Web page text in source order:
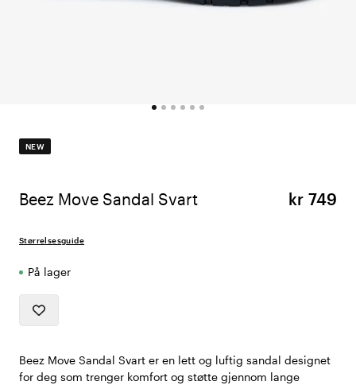
NEW
Beez Move Sandal Svart kr 749
Størrelsesguide
På lager
Beez Move Sandal Svart er en lett og luftig sandal designet
for deg som trenger komfort og støtte gjennom lange